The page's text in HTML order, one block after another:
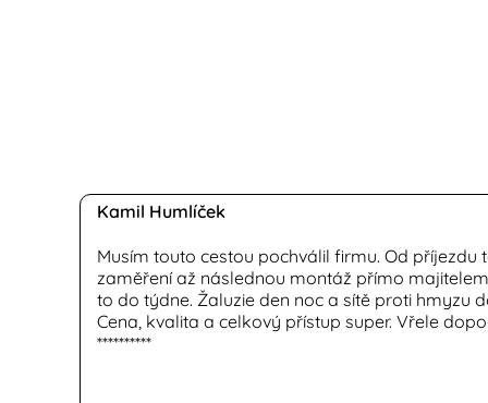
Kamil Humlíček
Musím touto cestou pochválil firmu. Od příjezdu
zaměření až následnou montáž přímo
to do týdne. Žaluzie den noc a sítě proti hmyzu
Cena, kvalita a celkový přístup super. Vřele
**********